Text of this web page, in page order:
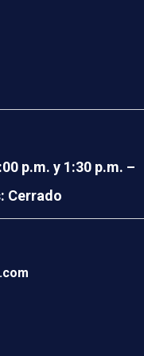
p.m. y 1:30 p.m. –
Cerrado